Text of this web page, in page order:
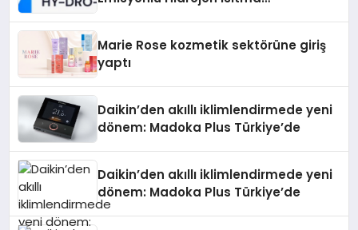
Marie Rose kozmetik sektörüne giriş
yaptı
Daikin’den akıllı iklimlendirmede yeni
dönem: Madoka Plus Türkiye’de
Daikin’den akıllı iklimlendirmede yeni
dönem: Madoka Plus Türkiye’de